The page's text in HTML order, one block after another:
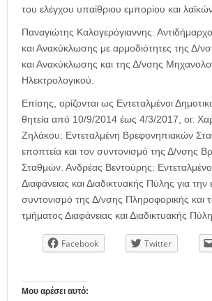
του ελέγχου υπαίθριου εμπορίου και
Παναγιώτης Καλογερόγιαννης:
και Ανακύκλωσης με αρμοδιότητες της Δ/
και Ανακύκλωσης και της Δ/νσης
Ηλεκτρολογικού.
Επίσης, ορίζονται ως Εντεταλμένοι
θητεία από 10/9/2014 έως 4/3/2017, οι:
Ζηλάκου: Εντεταλμένη Βρεφονηπιακών
εποπτεία και τον συντονισμό της Δ/νσης
Σταθμών. Ανδρέας Βεντούρης:
Διαφάνειας και Διαδικτυακής Πύλης για την
συντονισμό της Δ/νσης Πληροφορικής και
τμήματος Διαφάνειας και Διαδικτυακής
Facebook Twitter
Μου αρέσει αυτό: